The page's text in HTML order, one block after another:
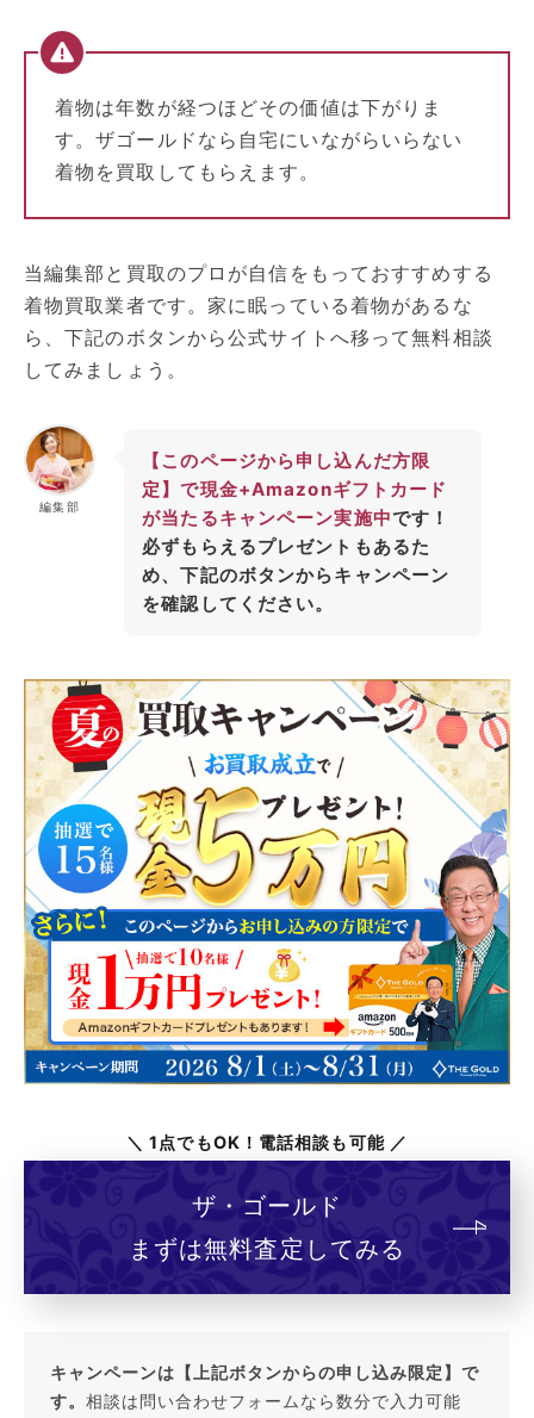
着物は年数が経つほどその価値は下がりま
す。ザゴールドなら自宅にいながらいらない
着物を買取してもらえます。
当編集部と買取のプロが自信をもっておすすめする
着物買取業者です。家に眠っている着物があるな
ら、下記のボタンから公式サイトへ移って無料相談
してみましょう。
編集部
【このページから申し込んだ方限
定】で現金+Amazonギフトカード
が当たるキャンペーン実施中です！
必ずもらえるプレゼントもあるた
め、下記のボタンからキャンペーン
を確認してください。
＼ 1点でもOK！電話相談も可能 ／
ザ・ゴールド
まずは無料査定してみる
キャンペーンは【上記ボタンからの申し込み限定】で
す。 相談は問い合わせフォームなら数分で入力可能